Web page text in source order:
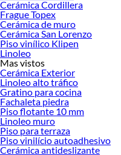
Cerámica Cordillera
Frague Topex
Cerámica de muro
Cerámica San Lorenzo
Piso vinílico Klipen
Linoleo
Mas vistos
Cerámica Exterior
Linoleo alto tráfico
Gratino para cocina
Fachaleta piedra
Piso flotante 10 mm
Linoleo muro
Piso para terraza
Piso vinilício autoadhesivo
Cerámica antideslizante